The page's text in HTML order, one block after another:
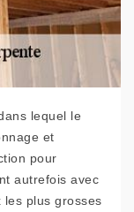
lequel le
et
pour
autrefois avec
plus grosses